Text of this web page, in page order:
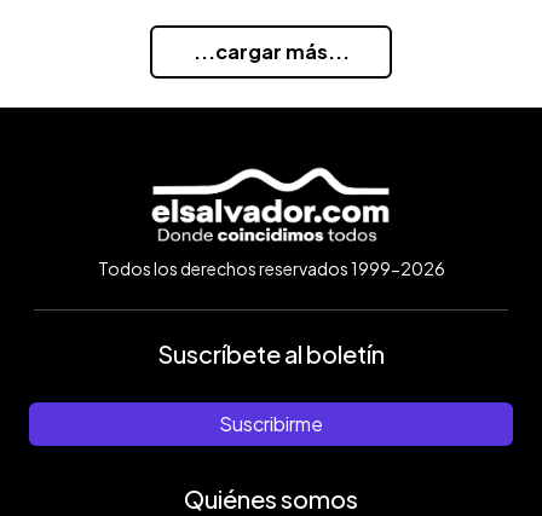
...cargar más...
Todos los derechos reservados 1999-2026
Suscríbete al boletín
Suscribirme
Quiénes somos